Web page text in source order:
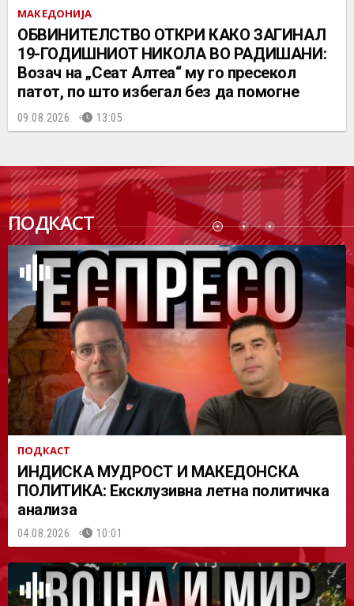
МАКЕДОНИЈА
ОБВИНИТЕЛСТВО ОТКРИ КАКО ЗАГИНАЛ
19-ГОДИШНИОТ НИКОЛА ВО РАДИШАНИ:
Возач на „Сеат Алтеа“ му го пресекол
патот, по што избегал без да помогне
09.08.2026. 13:05
ПОДКАСТ
ПОДК
АСТ
ПОДКАСТ
ИНДИСКА МУДРОСТ И МАКЕДОНСКА
ПОЛИТИКА: Ексклузивна летна политичка
анализа
04.08.2026. 10:01